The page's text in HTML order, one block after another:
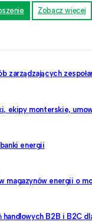
Zobacz więcej
zarządzających
ekipy monterskie,
energii
magazynów energii o
handlowych B2B i B2C